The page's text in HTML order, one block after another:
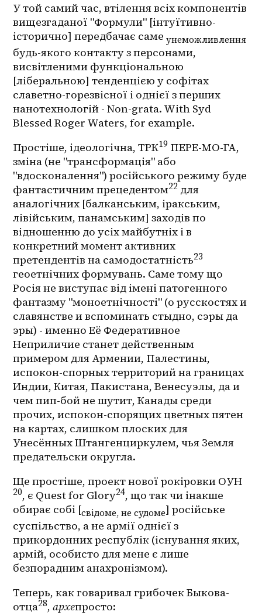
У той самий час, втілення всіх компонентів
вищезгаданої "Формули" [інтуїтивно-
історично] передбачає саме унеможливлення
будь-якого контакту з персонами,
висвітленими функціональною
[ліберальною] тенденцією у софітах
славетно-горезвісної і однієї з перших
нанотехнологій - Non-grata. With Syd
Blessed Roger Waters, for example.
Простіше, ідеологічна, ТРК19 ПЕРЕ-МО-ГА,
зміна (не "трансформація" або
"вдосконалення") російського режиму буде
фантастичним прецедентом22 для
аналогічних [балканським, іракським,
лівійським, панамським] заходів по
відношенню до усіх майбутніх і в
конкретний момент активних
претендентів на самодостатність23
геоетнічних формувань. Саме тому що
Росія не виступає від імені патогенного
фантазму "моноетнічності" (о русскостях и
славянстве и вспоминать стыдно, сэры да
эры) - именно Её Федеративное
Неприличие станет действенным
примером для Армении, Палестины,
испокон-спорных территорий на границах
Индии, Китая, Пакистана, Венесуэлы, да и
чем пип-бой не шутит, Канады среди
прочих, испокон-спорящих цветных пятен
на картах, слишком плоских для
Унесённых Штангенциркулем, чья Земля
предательски округла.
Ще простіше, проект нової рокіровки ОУН
20, є Quest for Glory24, що так чи інакше
обирає собі [свідоме, не судоме] російське
суспільство, а не армії однієї з
прикордонних республік (існування яких,
армій, особисто для мене є лише
безпорадним анахронізмом).
Теперь, как говаривал грибочек Быкова-
отца28, архепросто: